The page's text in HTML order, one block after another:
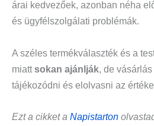
árai kedvezőek, azonban néha
és ügyfélszolgálati problémák.
A széles termékválaszték és a
miattsokan ajánlják, de
tájékozódni és elolvasni az
Ezt a cikket a Napistarton